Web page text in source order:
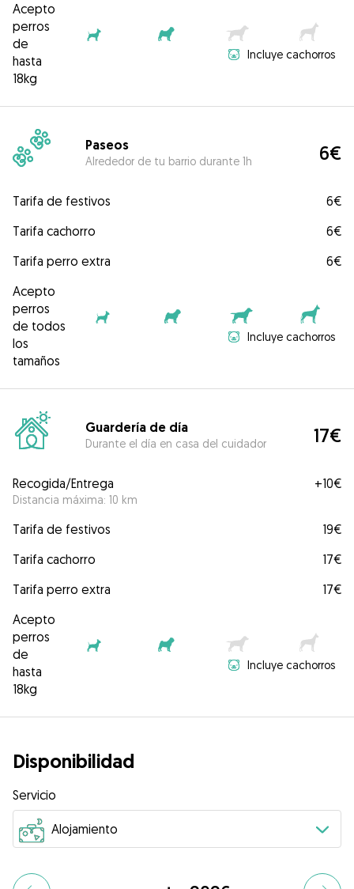
Acepto
perros
de
hasta
18kg
Incluye cachorros
Paseos
Alrededor de tu barrio durante 1h 6€
Tarifa de festivos
6€
Tarifa cachorro
6€
Tarifa perro extra
6€
Acepto
perros
de todos
los
tamaños
Incluye cachorros
Guardería de día
Durante el día en casa del cuidador 17€
Recogida/Entrega
Distancia máxima: 10 km
+10€
Tarifa de festivos
19€
Tarifa cachorro
17€
Tarifa perro extra
17€
Acepto
perros
de
hasta
18kg
Incluye cachorros
Disponibilidad
Servicio